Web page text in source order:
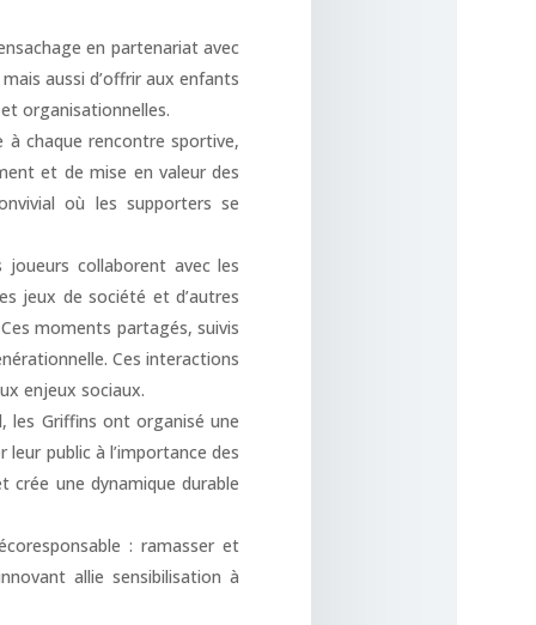
en partenariat avec
aussi d’offrir aux enfants
organisationnelles.
chaque rencontre sportive,
et de mise en valeur des
où les supporters se
collaborent avec les
jeux de société et d’autres
moments partagés, suivis
Ces interactions
enjeux sociaux.
les Griffins ont organisé une
public à l’importance des
crée une dynamique durable
: ramasser et
allie sensibilisation à